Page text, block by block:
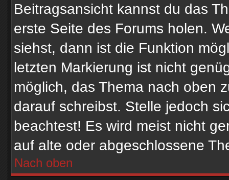
Beitragsansicht kannst du das
erste Seite des Forums holen.
siehst, dann ist die Funktion
letzten Markierung ist nicht
möglich, das Thema nach oben
darauf schreibst. Stelle jedoch
beachtest! Es wird meist nicht
auf alte oder abgeschlossene
Nach oben